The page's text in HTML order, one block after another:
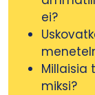
ei?
miksi?